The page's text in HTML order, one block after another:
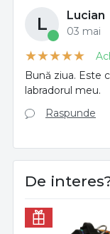
L Lucian
03 mai
Bună ziua. Este
labradorul meu.
Raspunde
De